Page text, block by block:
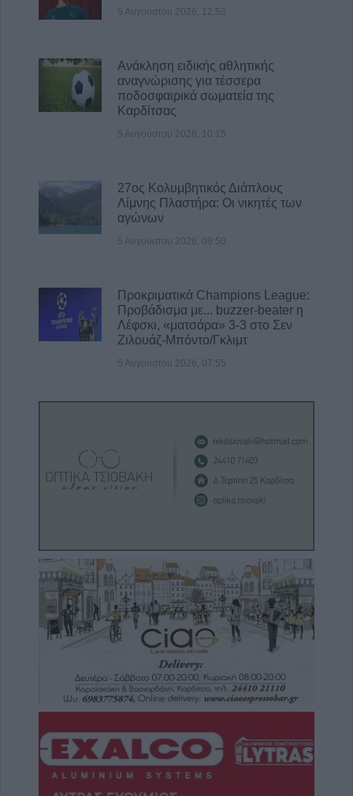
5 Αυγούστου 2026, 12:53
Ανάκληση ειδικής αθλητικής
αναγνώρισης για τέσσερα
ποδοσφαιρικά σωματεία της
Καρδίτσας
5 Αυγούστου 2026, 10:15
27ος Κολυμβητικός Διάπλους
Λίμνης Πλαστήρα: Οι νικητές των
αγώνων
5 Αυγούστου 2026, 09:50
Προκριματικά Champions League:
Προβάδισμα με... buzzer-beater η
Λέφσκι, «ματσάρα» 3-3 στο Σεν
Ζιλουάζ-Μπόντο/Γκλιμτ
5 Αυγούστου 2026, 07:55